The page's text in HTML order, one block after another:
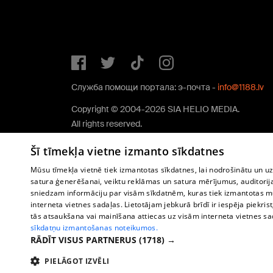
Служба помощи портала: э-почта - info@1188.lv
Copyright © 2004-2026 SIA HELIO MEDIA.
All rights reserved.
Šī tīmekļa vietne izmanto sīkdatnes
Mūsu tīmekļa vietnē tiek izmantotas sīkdatnes, lai nodrošinātu un
satura ģenerēšanai, veiktu reklāmas un satura mērījumus,
sniedzam informāciju par visām sīkdatnēm, kuras tiek izmantotas
interneta vietnes sadaļas. Lietotājam jebkurā brīdī ir iespēja
tās atsaukšana vai mainīšana attiecas uz visām interneta vietnes
sīkdatņu izmantošanas noteikumos.
RĀDĪT VISUS PARTNERUS (1718) →
PIELĀGOT IZVĒLI